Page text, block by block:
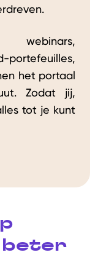
webinars,
het portaal
Zodat jij,
tot je kunt
beter